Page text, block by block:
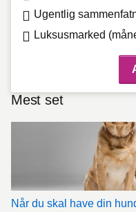
Ugentlig
Luksusmarked
Mest set
Når du skal have din